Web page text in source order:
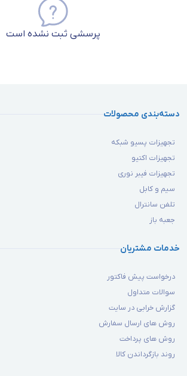
پرسشی ثبت نشده است
دسته‌بندی محصولات
تجهیزات پسیو شبکه
تجهیزات اکتیو
تجهیزات فیبر نوری
سیم و کابل
تلفن سانترال
جعبه باز
خدمات مشتریان
درخواست پیش فاکتور
سوالات متداول
گزارش خرابی در سایت
روش های ارسال سفارش
روش های پرداخت
روند بازگرداندن کالا